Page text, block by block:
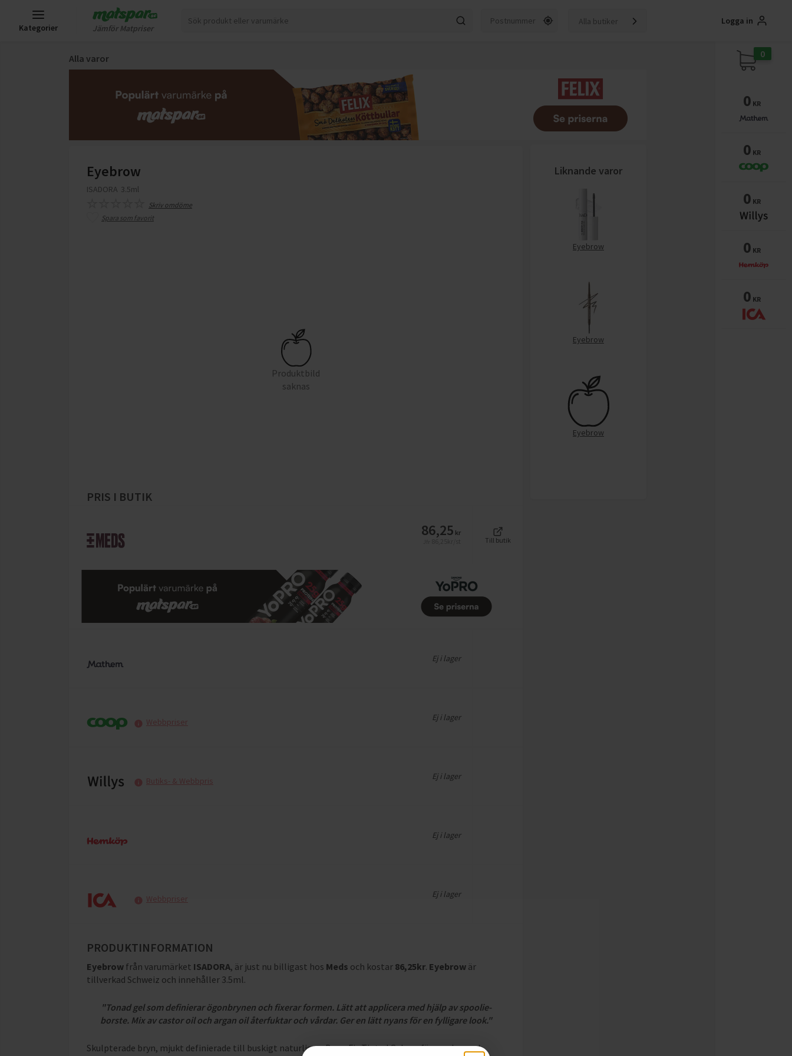
Kategorier Jämför Matpriser
Alla butiker Logga in
Alla varor
Eyebrow
ISADORA 3.5ml
Skriv omdöme
Spara som favorit
Produktbild
saknas
Liknande varor
Eyebrow
Eyebrow
Eyebrow
PRIS I BUTIK
86,25 kr
Till butik
Ej i lager
Webbpriser Ej i lager
Butiks- & Webbpris Ej i lager
Ej i lager
Webbpriser Ej i lager
PRODUKTINFORMATION
Eyebrow från varumärket ISADORA, är just nu billigast hos Meds och kostar 86,25kr. Eyebrow är
tillverkad Schweiz och innehåller 3.5ml.
"Tonad gel som definierar ögonbrynen och fixerar formen. Lätt att applicera med hjälp av spoolie-
borste. Mix av castor oil och argan oil återfuktar och vårdar. Ger en lätt nyans för en fylligare look."
Skulpterade bryn, mjukt definierade till buskigt naturliga – Brow Fix Tinted Gel ger färg, volym och
0
0 KR
0 KR
0 KR
0 KR
0 KR